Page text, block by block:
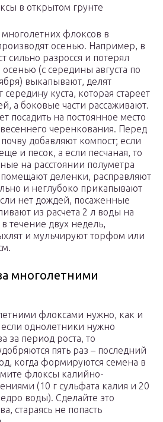
в открытом грунте
многолетних флоксов в
осенью. Например, в
сильно разросся и потерял
осенью (с середины августа по
выкапывают, делят
куста, которая стареет
а боковые части рассаживают.
посадить на постоянное место
черенкования. Перед
добавляют компост; если
и песок, а если песчаная, то
на расстоянии полуметра
помещают деленки, расправляют
и неглубоко прикапывают
нет дождей, посаженные
из расчета 2 л воды на
течение двух недель,
и мульчируют торфом или
многолетними
флоксами нужно, как и
однолетники нужно
за период роста, то
пять раз – последний
когда формируются семена в
флоксы калийно-
(10 г сульфата калия и 20
воды). Сделайте это
стараясь не попасть